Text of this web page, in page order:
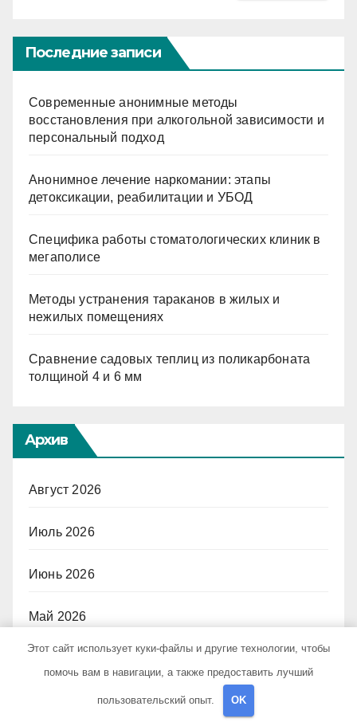
Последние записи
Современные анонимные методы
восстановления при алкогольной зависимости и
персональный подход
Анонимное лечение наркомании: этапы
детоксикации, реабилитации и УБОД
Специфика работы стоматологических клиник в
мегаполисе
Методы устранения тараканов в жилых и
нежилых помещениях
Сравнение садовых теплиц из поликарбоната
толщиной 4 и 6 мм
Архив
Август 2026
Июль 2026
Июнь 2026
Май 2026
Этот сайт использует куки-файлы и другие технологии, чтобы
помочь вам в навигации, а также предоставить лучший
пользовательский опыт. OK